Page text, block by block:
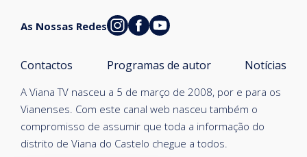
A Viana TV nasceu a 5 de março de 2008, por e para os
Vianenses. Com este canal web nasceu também o
compromisso de assumir que toda a informação do
distrito de Viana do Castelo chegue a todos.
Contactos Programas de autor Notícias
As Nossas Redes